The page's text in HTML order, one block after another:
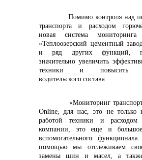
Помимо контроля над
транспорта и расходом
новая система
«Теплоозерский цементный
и ряд других функций,
значительно увеличить
техники и повысить
водительского состава.
«Мониторинг транспорта
Online, для нас, это не только
работой техники и расходом
компании, это еще и большое
вспомогательного
помощью мы отслеживаем
замены шин и масел, а